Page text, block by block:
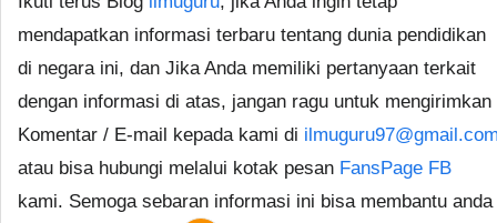
mendapatkan informasi terbaru tentang dunia pendidikan
di negara ini, dan Jika Anda memiliki pertanyaan terkait
dengan informasi di atas, jangan ragu untuk mengirimkan
Komentar / E-mail kepada kami di
atau bisa hubungi melalui kotak pesan FansPage FB
kami. Semoga sebaran informasi ini bisa membantu anda